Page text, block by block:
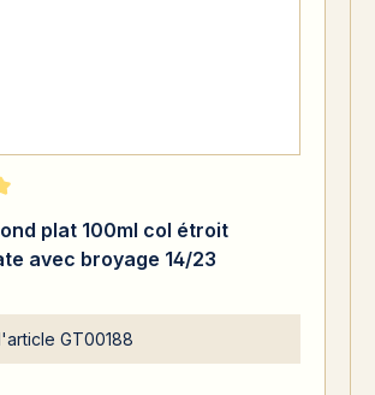
de 5 sur 5 étoiles
plat 100ml col étroit
avec broyage 14/23
GT00188